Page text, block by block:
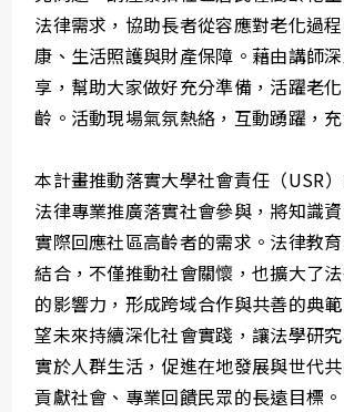
法律需求，協助長者從容應對老化過
康、生活照護與財產保障。藉由講師
享，幫助大家做好充分準備，活躍老
齡。活動現場氣氛熱絡，互動踴躍，
本計畫推動落實大學社會責任（USR
法律專業推廣落實社會參與，將知識資
實際回應社區高齡者的需求。法律教
結合，不僅推動社會關懷，也擴大了
的影響力，形成跨域合作與共善的典
望未來持續深化社會實踐，讓法學研
實於人群生活，促進在地發展與世代
貢獻社會、專業回饋民眾的長遠目標。